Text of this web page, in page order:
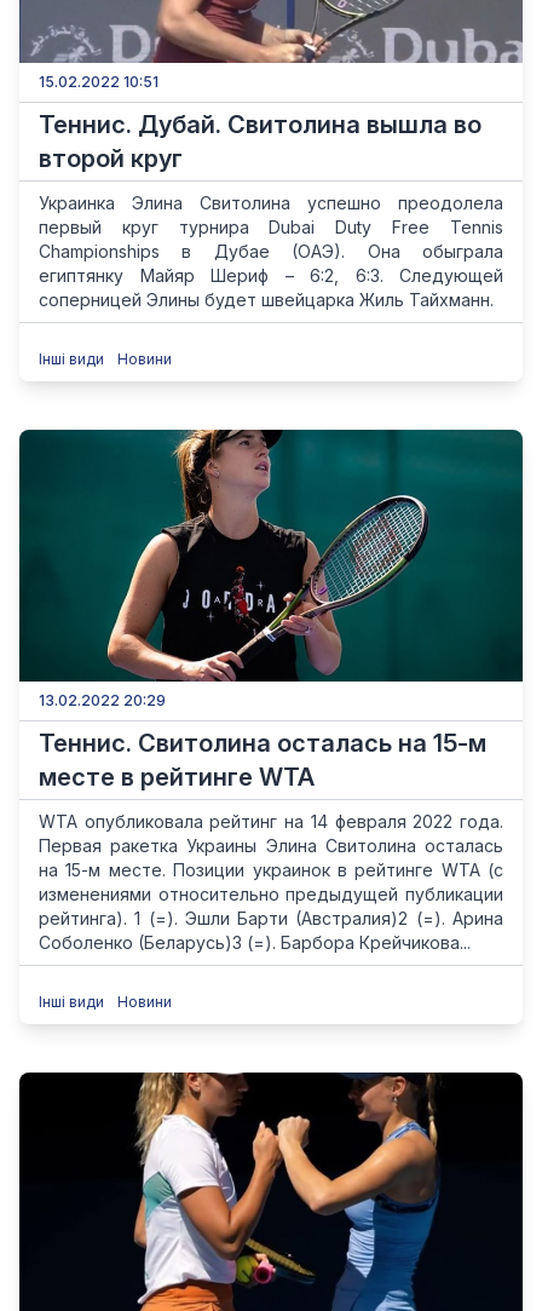
15.02.2022 10:51
Теннис. Дубай. Свитолина вышла во
второй круг
Украинка Элина Свитолина успешно преодолела
первый круг турнира Dubai Duty Free Tennis
Championships в Дубае (ОАЭ). Она обыграла
египтянку Майяр Шериф – 6:2, 6:3. Следующей
соперницей Элины будет швейцарка Жиль Тайхманн.
Інші види Новини
13.02.2022 20:29
Теннис. Свитолина осталась на 15-м
месте в рейтинге WTA
WTA опубликовала рейтинг на 14 февраля 2022 года.
Первая ракетка Украины Элина Cвитолина осталась
на 15-м месте. Позиции украинок в рейтинге WTA (с
изменениями относительно предыдущей публикации
рейтинга). 1 (=). Эшли Барти (Австралия)2 (=). Арина
Соболенко (Беларусь)3 (=). Барбора Крейчикова...
Інші види Новини